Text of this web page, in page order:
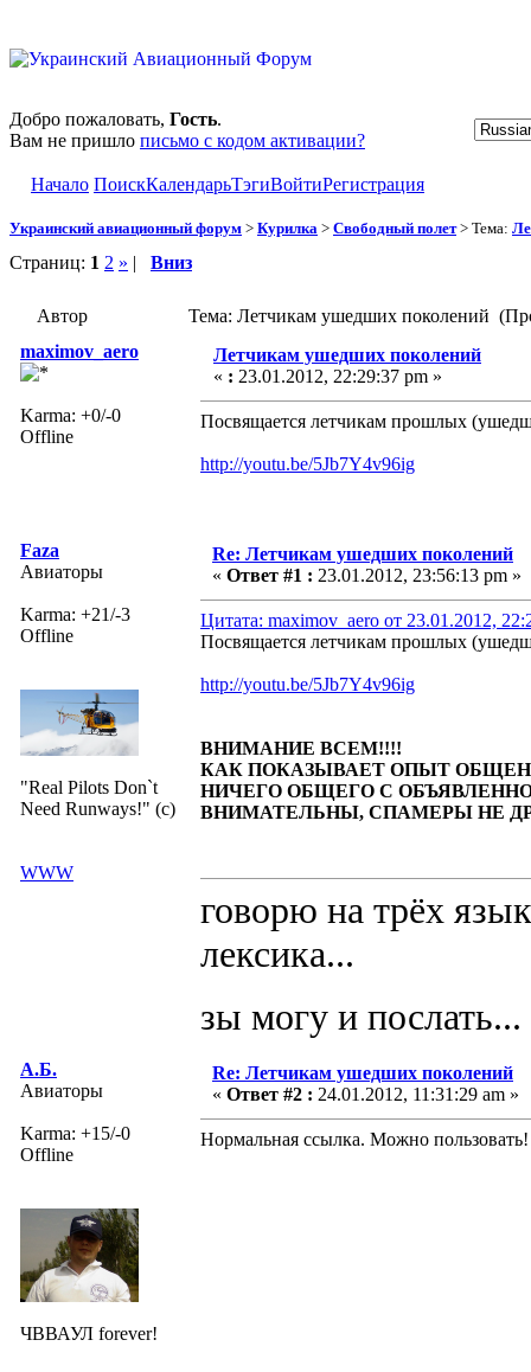
Добро пожаловать, Гость.
Вам не пришло письмо с кодом активации?
Начало ПоискКалендарьТэгиВойтиРегистрация
Украинский авиационный форум > Курилка > Свободный полет> Тема:
Страниц: 1 2 » | Вниз
Автор
Тема: Летчикам ушедших поколений
maximov_aero
Karma: +0/-0
Offline
Летчикам ушедших поколений
« : 23.01.2012, 22:29:37 pm »
Посвящается летчикам прошлых
http://youtu.be/5Jb7Y4v96ig
Faza
Авиаторы
Karma: +21/-3
Offline
"Real Pilots Don`t
Need Runways!" (c)
WWW
Re: Летчикам ушедших поколений
« Ответ #1 : 23.01.2012, 23:56:13 pm »
Цитата: maximov_aero от 23.01.2012,
Посвящается летчикам прошлых
http://youtu.be/5Jb7Y4v96ig
ВНИМАНИЕ ВСЕМ!!!!
КАК ПОКАЗЫВАЕТ ОПЫТ
НИЧЕГО ОБЩЕГО С ОБЪЯВЛЕННОЙ
ВНИМАТЕЛЬНЫ, СПАМЕРЫ НЕ
говорю на трёх
лексика...
зы могу и послать...
А.Б.
Авиаторы
Karma: +15/-0
Offline
ЧВВАУЛ forever!
Re: Летчикам ушедших поколений
« Ответ #2 : 24.01.2012, 11:31:29 am »
Нормальная ссылка. Можно пользовать!